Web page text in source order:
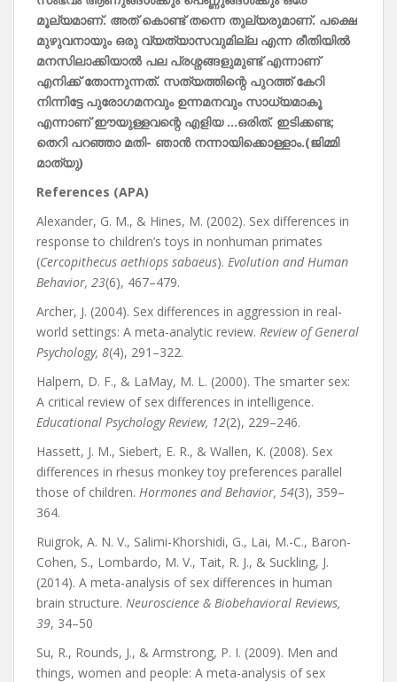
മൂല്യമാണ്. അത്കൊണ്ട്തന്നെ തുല്യരുമാണ്. പക്ഷെ
മുഴുവനായും ഒരു വ്യത്യാസവുമില്ല എന്ന രീതിയിൽ
മനസിലാക്കിയാൽ പല പ്രശ്നങ്ങളുമുണ്ട്എന്നാണ്
എനിക്ക്തോന്നുന്നത്. സത്യത്തിന്റെ പുറത്ത്കേറി
നിന്നിട്ടേ പുരോഗമനവും ഉന്നമനവും സാധ്യമാകൂ
എന്നാണ്ഈയുള്ളവന്റെ എളിയ …ഒരിത്. ഇടിക്കണ്ട;
തെറി പറഞ്ഞാ മതി- ഞാൻ നന്നായിക്കൊള്ളാം.(ജിമ്മി
മാത്യു)
References (APA)
Alexander, G. M., & Hines, M. (2002). Sex differences in
response to children’s toys in nonhuman primates
(Cercopithecus aethiops sabaeus). Evolution and Human
Behavior, 23(6), 467–479.
Archer, J. (2004). Sex differences in aggression in real-
world settings: A meta-analytic review. Review of General
Psychology, 8(4), 291–322.
Halpern, D. F., & LaMay, M. L. (2000). The smarter sex:
A critical review of sex differences in intelligence.
Educational Psychology Review, 12(2), 229–246.
Hassett, J. M., Siebert, E. R., & Wallen, K. (2008). Sex
differences in rhesus monkey toy preferences parallel
those of children. Hormones and Behavior, 54(3), 359–
364.
Ruigrok, A. N. V., Salimi-Khorshidi, G., Lai, M.-C., Baron-
Cohen, S., Lombardo, M. V., Tait, R. J., & Suckling, J.
(2014). A meta-analysis of sex differences in human
brain structure. Neuroscience & Biobehavioral Reviews,
39, 34–50
Su, R., Rounds, J., & Armstrong, P. I. (2009). Men and
things, women and people: A meta-analysis of sex